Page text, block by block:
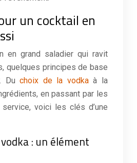
un cocktail en
en grand saladier qui ravit
quelques principes de base
Duchoix de la vodkaà la
en passant par les
voici les clés d’une
: un élément